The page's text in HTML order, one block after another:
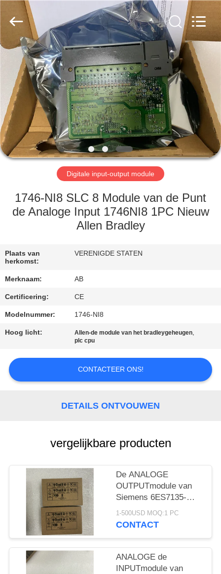
HUIS
PRODUCTEN
ONGEVEER
ONS
FABRIEKSREIS
KWALITEITSCONTROLE
CONTACTEER
CITAAT
SITEMAP
PRIVACY
POLICY
Technology
LTD.
Reserved.
Digitale input-output module
1746-NI8 SLC 8 Module van de Punt
de Analoge Input 1746NI8 1PC Nieuw
Allen Bradley
Plaats van
herkomst:
VERENIGDE STATEN
Merknaam: AB
Certificering: CE
Modelnummer: 1746-NI8
Hoog licht: Allen-de module van het bradleygeheugen,
plc cpu
CONTACTEER ONS!
DETAILS ONTVOUWEN
vergelijkbare producten
De ANALOGE
OUTPUTmodule van
Siemens 6ES7135-
4GB01-0AB0 1
NIEUWE JAARgarantie
1-500USD MOQ:1 PC
CONTACT
ANALOGE de
INPUTmodule van